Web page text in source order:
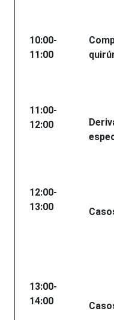
10:00-
11:00
11:00-
12:00
12:00-
13:00
13:00-
14:00